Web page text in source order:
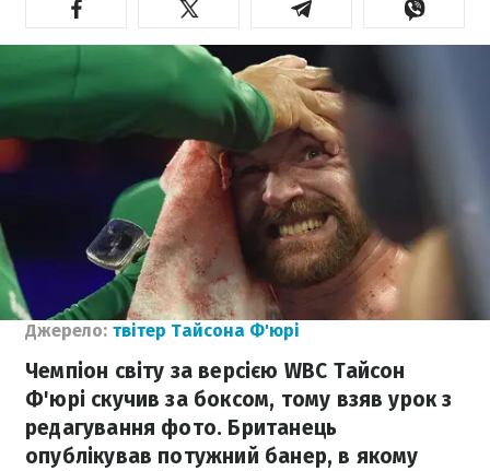
Джерело: твітер Тайсона Ф'юрі
Чемпіон світу за версією WBC Тайсон
Ф'юрі скучив за боксом, тому взяв урок з
редагування фото. Британець
опублікував потужний банер, в якому